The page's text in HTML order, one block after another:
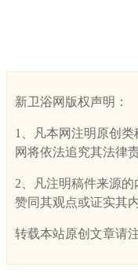
新卫浴网版权声明：
1、凡本网注明原创
网将依法追究其法律责
2、凡注明稿件来源
赞同其观点或证实其
转载本站原创文章请